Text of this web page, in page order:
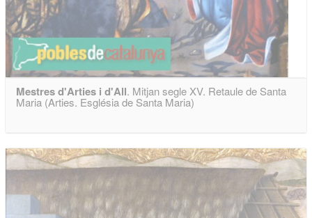
Mestres d'Arties i d'All. Mitjan segle XV. Retaule de Santa
Maria (Arties. Església de Santa Maria)